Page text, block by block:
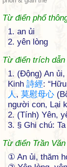
Từ điển phổ
1. an ủi
2. yên lòng
Từ điển trích dẫn
1. (Động) An
Kinh 詩經:
人 , 莫慰母心
người con, Lại
2. (Tính) Yên,
3. § Ghi chú:
Từ điển Trần
① An ủi, thăm